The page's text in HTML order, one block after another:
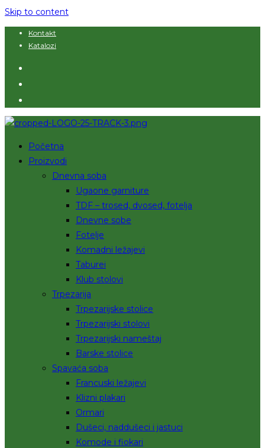
Skip to content
Kontakt
Katalozi
Početna
Proizvodi
Dnevna soba
Ugaone garniture
TDF – trosed, dvosed, fotelja
Dnevne sobe
Fotelje
Komadni ležajevi
Taburei
Klub stolovi
Trpezarija
Trpezarijske stolice
Trpezarijski stolovi
Trpezarijski nameštaj
Barske stolice
Spavaća soba
Francuski ležajevi
Klizni plakari
Ormari
Dušeci, naddušeci i jastuci
Komode i fiokari